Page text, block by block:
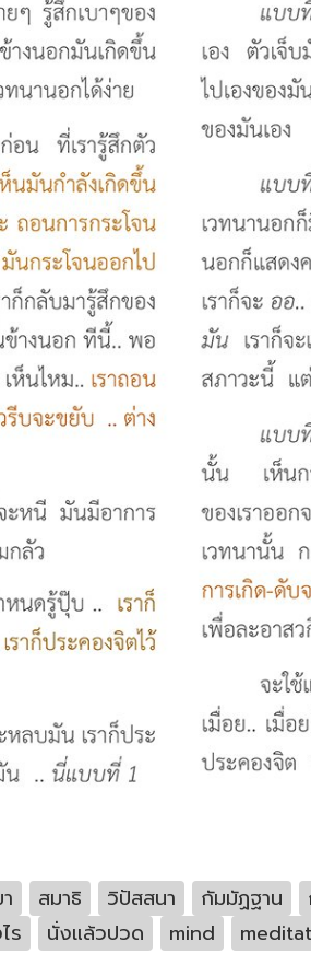
สมาธิ วิปัสสนา กัมมัฏฐาน
ร นั่งแล้วปวด mind